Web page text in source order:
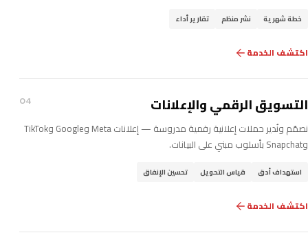
خطة شهرية نشر منظم تقارير أداء
اكتشف الخدمة
التسويق الرقمي والإعلانات 04
نصمّم ونُدير حملات إعلانية رقمية مدروسة — إعلانات Meta وGoogle وTikTok
وSnapchat بأسلوب مبني على البيانات.
استهداف أدق قياس التحويل تحسين الإنفاق
اكتشف الخدمة